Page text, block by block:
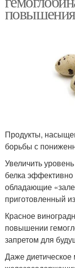
Продукты,
борьбы с
Увеличить
белка
обладающие
приготовленный
Красное
повышении
запретом для
Даже